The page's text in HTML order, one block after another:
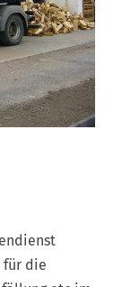
für die